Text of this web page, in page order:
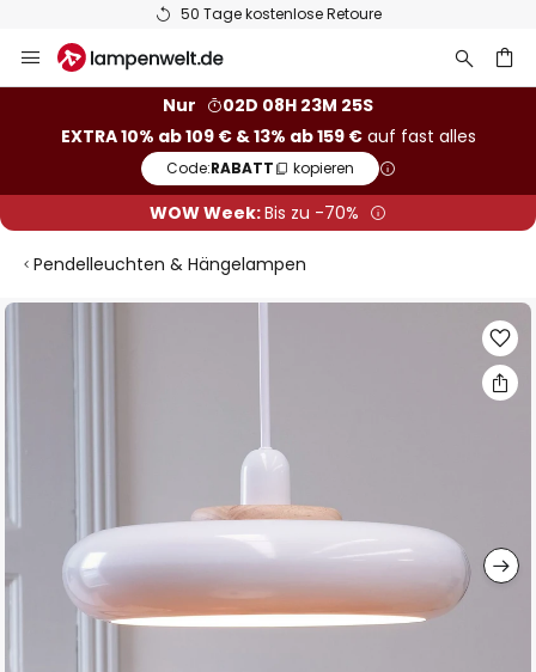
50 Tage kostenlose Retoure
Inhalt
Nur
02D 08H 23M 24S
EXTRA 10% ab 109 € & 13% ab 159 €auf fast alles
Code:RABATT kopieren
WOW Week:Bis zu -70%
Pendelleuchten & Hängelampen
Zum